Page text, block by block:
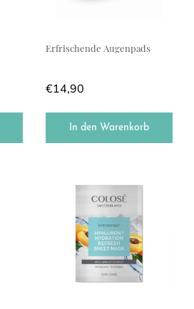
Erfrischende Augenpads
€14,90
In den Warenkorb